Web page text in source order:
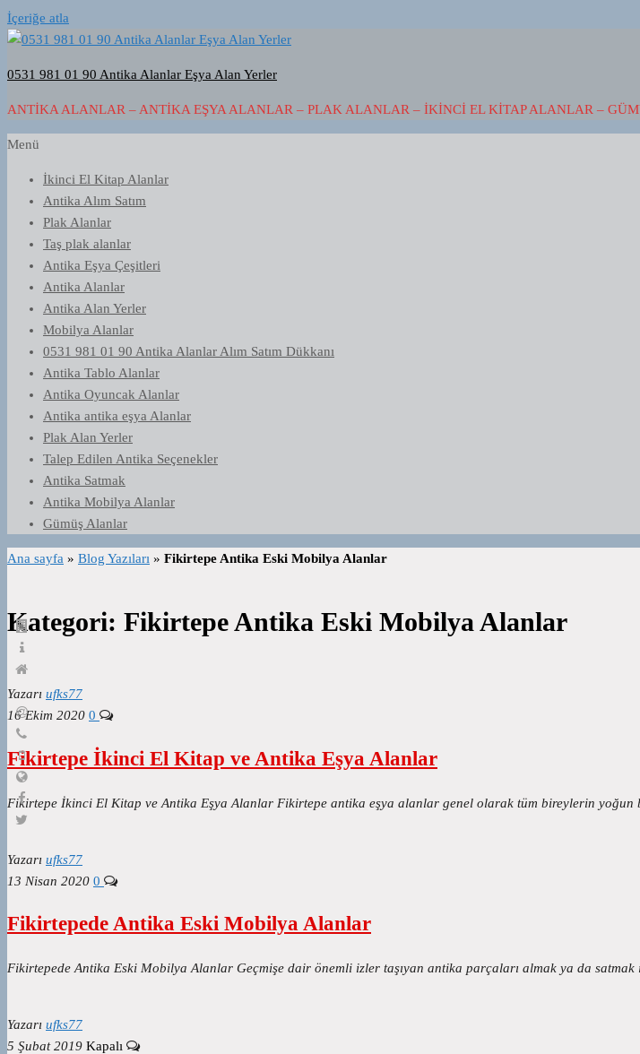
İçeriğe atla
0531 981 01 90 Antika Alanlar Eşya Alan Yerler
ANTIKA ALANLAR – ANTIKA EŞYA ALANLAR – PLAK ALANLAR – İKINCI EL KITAP ALANLAR –
Menü
İkinci El Kitap Alanlar
Antika Alım Satım
Plak Alanlar
Taş plak alanlar
Antika Eşya Çeşitleri
Antika Alanlar
Antika Alan Yerler
Mobilya Alanlar
0531 981 01 90 Antika Alanlar Alım Satım Dükkanı
Antika Tablo Alanlar
Antika Oyuncak Alanlar
Antika antika eşya Alanlar
Plak Alan Yerler
Talep Edilen Antika Seçenekler
Antika Satmak
Antika Mobilya Alanlar
Gümüş Alanlar
Ana sayfa » Blog Yazıları » Fikirtepe Antika Eski Mobilya Alanlar
Kategori: Fikirtepe Antika Eski Mobilya Alanlar
Yazarı ufks77
16 Ekim 2020 0
Fikirtepe İkinci El Kitap ve Antika Eşya Alanlar
Fikirtepe İkinci El Kitap ve Antika Eşya Alanlar Fikirtepe antika eşya alanlar genel olarak tüm bireylerin
Yazarı ufks77
13 Nisan 2020 0
Fikirtepede Antika Eski Mobilya Alanlar
Fikirtepede Antika Eski Mobilya Alanlar Geçmişe dair önemli izler taşıyan antika parçaları almak ya da
Yazarı ufks77
5 Şubat 2019 Kapalı